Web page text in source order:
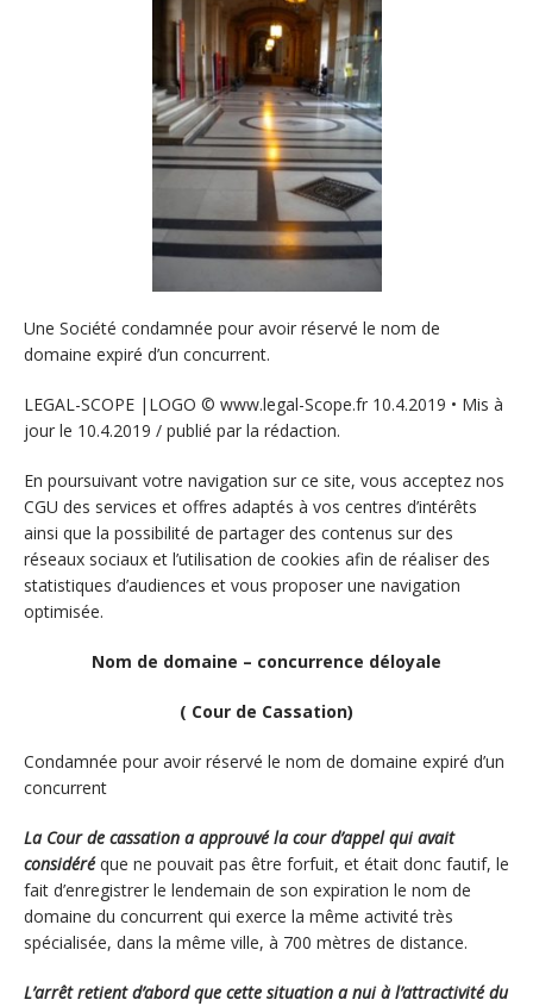
Une Société condamnée pour avoir réservé le nom de
domaine expiré d’un concurrent.
LEGAL-SCOPE |LOGO © www.legal-Scope.fr 10.4.2019 • Mis à
jour le 10.4.2019 / publié par la rédaction.
En poursuivant votre navigation sur ce site, vous acceptez nos
CGU des services et offres adaptés à vos centres d’intérêts
ainsi que la possibilité de partager des contenus sur des
réseaux sociaux et l’utilisation de cookies afin de réaliser des
statistiques d’audiences et vous proposer une navigation
optimisée.
Nom de domaine – concurrence déloyale
( Cour de Cassation)
Condamnée pour avoir réservé le nom de domaine expiré d’un
concurrent
La Cour de cassation a approuvé la cour d’appel qui avait
considéréque ne pouvait pas être forfuit, et était donc fautif, le
fait d’enregistrer le lendemain de son expiration le nom de
domaine du concurrent qui exerce la même activité très
spécialisée, dans la même ville, à 700 mètres de distance.
L’arrêt retient d’abord que cette situation a nui à l’attractivité du